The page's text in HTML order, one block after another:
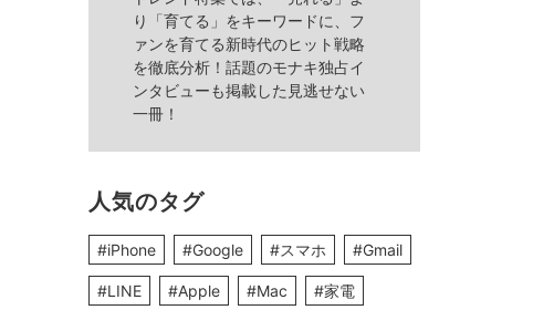
り「育てる」をキーワードに、フ
ァンを育てる新時代のヒット戦略
を徹底分析！話題のモナキ独占イ
ンタビューも掲載した見逃せない
一冊！
人気のタグ
#iPhone #Google #スマホ #Gmail
#LINE #Apple #Mac #家電